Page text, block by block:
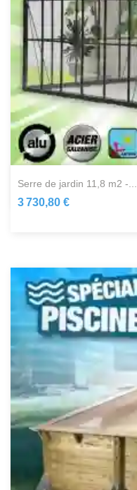
serre de jardin 11,8 m2 -...
3 730,80 €